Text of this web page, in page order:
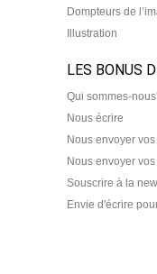
Dompteurs de
Illustration
LES BONUS
Qui sommes-
Nous écrire
Nous envoyer
Nous envoyer
Souscrire à la
Envie d'écrire